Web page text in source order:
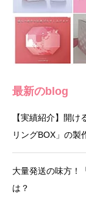
最新のblog
【実績紹介】開
リングBOX」の製
大量発送の味方！
は？